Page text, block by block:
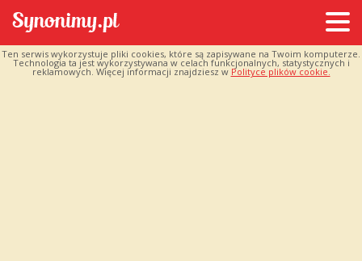
Ten serwis wykorzystuje pliki cookies, które są zapisywane na Twoim komputerze.
Technologia ta jest wykorzystywana w celach funkcjonalnych, statystycznych i
reklamowych. Więcej informacji znajdziesz w Polityce plików cookie.